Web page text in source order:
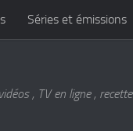
Séries et émissions
, TV en ligne ,